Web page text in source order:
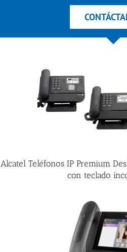
Alcatel Teléfonos IP Premium
con teclado